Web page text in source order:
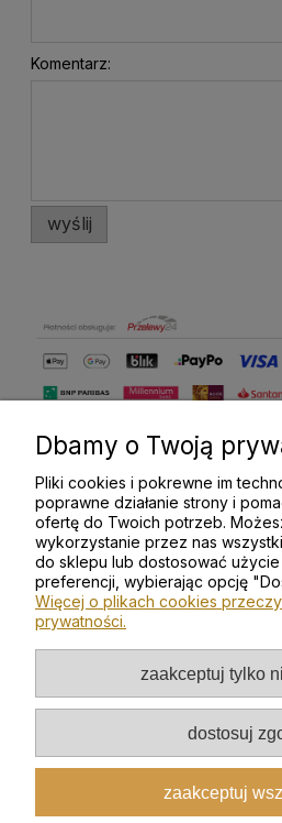
Komentarz:
wyślij
Pomoc
Płatności i
O nas
Dbamy o Twoją
Pliki cookies i pokrewne im
poprawne działanie strony i
ofertę do Twoich potrzeb.
wykorzystanie przez nas
do sklepu lub dostosować
preferencji, wybierając opcję
Więcej o plikach cookies
prywatności.
zaakceptuj tylko
dostosuj
zaakceptuj